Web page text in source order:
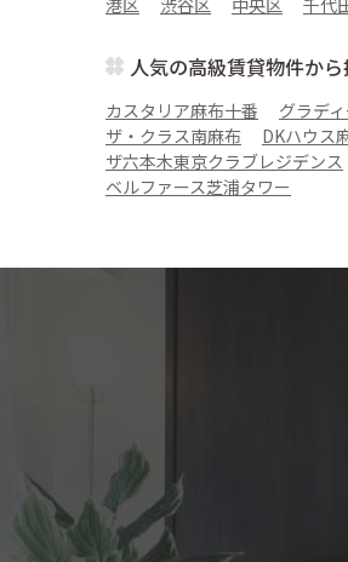
人気の高級賃貸物件から
カスタリア麻布十番 グラデ
ザ・クラス南麻布
DKハウス
ザ六本木東京クラブレジデンス
ベルファース芝浦タワー